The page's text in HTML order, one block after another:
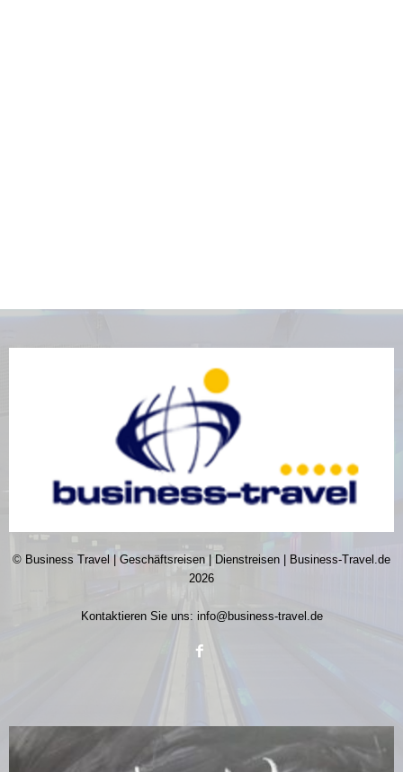
© Business Travel | Geschäftsreisen | Dienstreisen | Business-Travel.de
2026
Kontaktieren Sie uns: info@business-travel.de